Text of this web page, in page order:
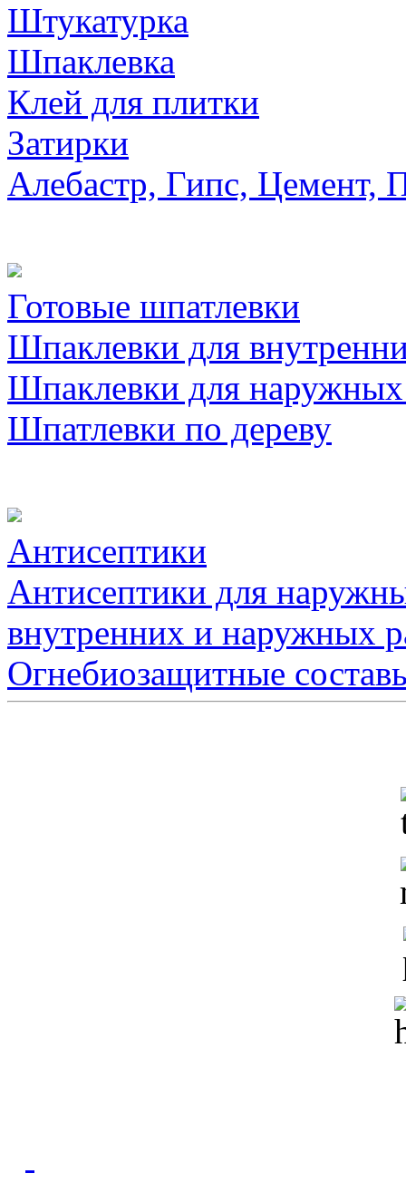
Штукатурка
Шпаклевка
Клей для плитки
Затирки
Алебастр, Гипс, Цемент,
Готовые шпатлевки
Шпаклевки для
Шпаклевки для наружных
Шпатлевки по дереву
Антисептики
Антисептики для
внутренних и наружных
Огнебиозащитные